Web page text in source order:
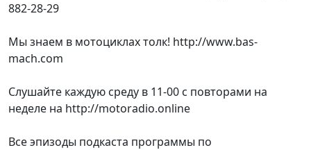
882-28-29
Мы знаем в мотоциклах толк! http://www.bas-
mach.com
Слушайте каждую среду в 11-00 с повторами на
неделе на http://motoradio.online
Все эпизоды подкаста программы по